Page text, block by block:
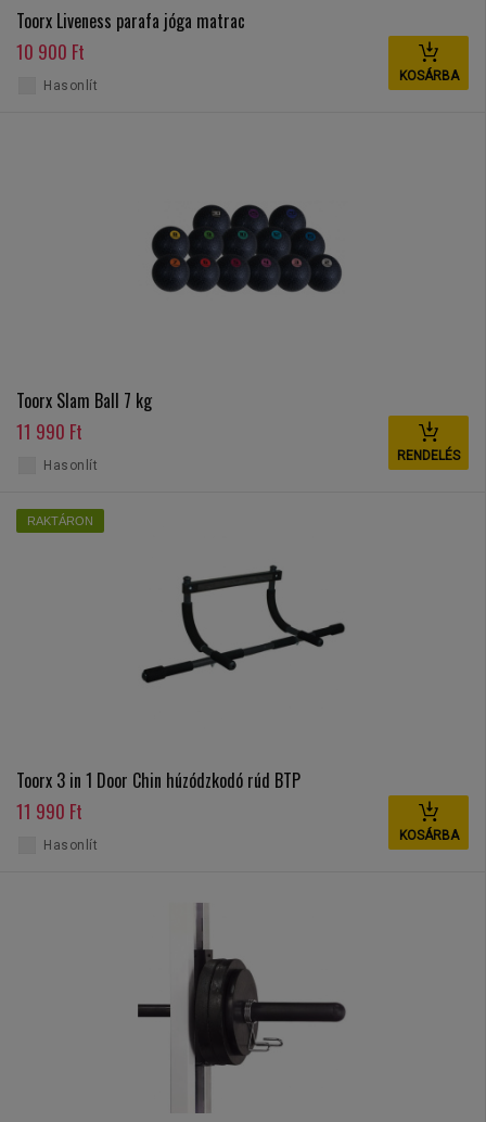
Toorx Liveness parafa jóga matrac
10 900 Ft
KOSÁRBA
Hasonlít
Toorx Slam Ball 7 kg
11 990 Ft
RENDELÉS
Hasonlít
RAKTÁRON
Toorx 3 in 1 Door Chin húzódzkodó rúd BTP
11 990 Ft
KOSÁRBA
Hasonlít